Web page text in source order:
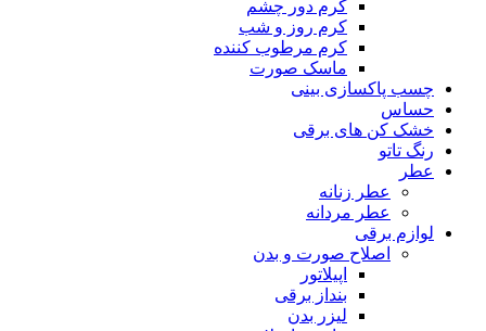
کرم دور چشم
کرم روز و شب
کرم مرطوب کننده
ماسک صورت
چسب پاکسازی بینی
حساس
خشک کن های برقی
رنگ تاتو
عطر
عطر زنانه
عطر مردانه
لوازم برقی
اصلاح صورت و بدن
اپیلاتور
بنداز برقی
لیزر بدن